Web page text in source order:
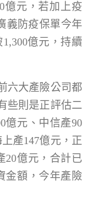
億元，若加上疫
義防疫保單今年
億元，持續
六大產險公司都
些則是正評估二
億元、中信產90
產147億元，正
20億元，合計已
金額，今年產險